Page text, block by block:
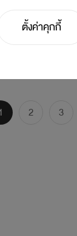
2 3
ตั้งค่าคุกกี้